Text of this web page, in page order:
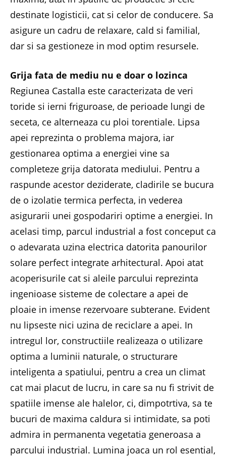
destinate logisticii, cat si celor de conducere. Sa
asigure un cadru de relaxare, cald si familial,
dar si sa gestioneze in mod optim resursele.
Grija fata de mediu nu e doar o lozinca
Regiunea Castalla este caracterizata de veri
toride si ierni friguroase, de perioade lungi de
seceta, ce alterneaza cu ploi torentiale. Lipsa
apei reprezinta o problema majora, iar
gestionarea optima a energiei vine sa
completeze grija datorata mediului. Pentru a
raspunde acestor deziderate, cladirile se bucura
de o izolatie termica perfecta, in vederea
asigurarii unei gospodariri optime a energiei. In
acelasi timp, parcul industrial a fost conceput ca
o adevarata uzina electrica datorita panourilor
solare perfect integrate arhitectural. Apoi atat
acoperisurile cat si aleile parcului reprezinta
ingenioase sisteme de colectare a apei de
ploaie in imense rezervoare subterane. Evident
nu lipseste nici uzina de reciclare a apei. In
intregul lor, constructiile realizeaza o utilizare
optima a luminii naturale, o structurare
inteligenta a spatiului, pentru a crea un climat
cat mai placut de lucru, in care sa nu fi strivit de
spatiile imense ale halelor, ci, dimpotrtiva, sa te
bucuri de maxima caldura si intimidate, sa poti
admira in permanenta vegetatia generoasa a
parcului industrial. Lumina joaca un rol esential,